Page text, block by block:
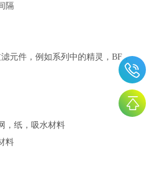
隔
元件，例如系列中的精灵，BF，
，纸，吸水材料
料